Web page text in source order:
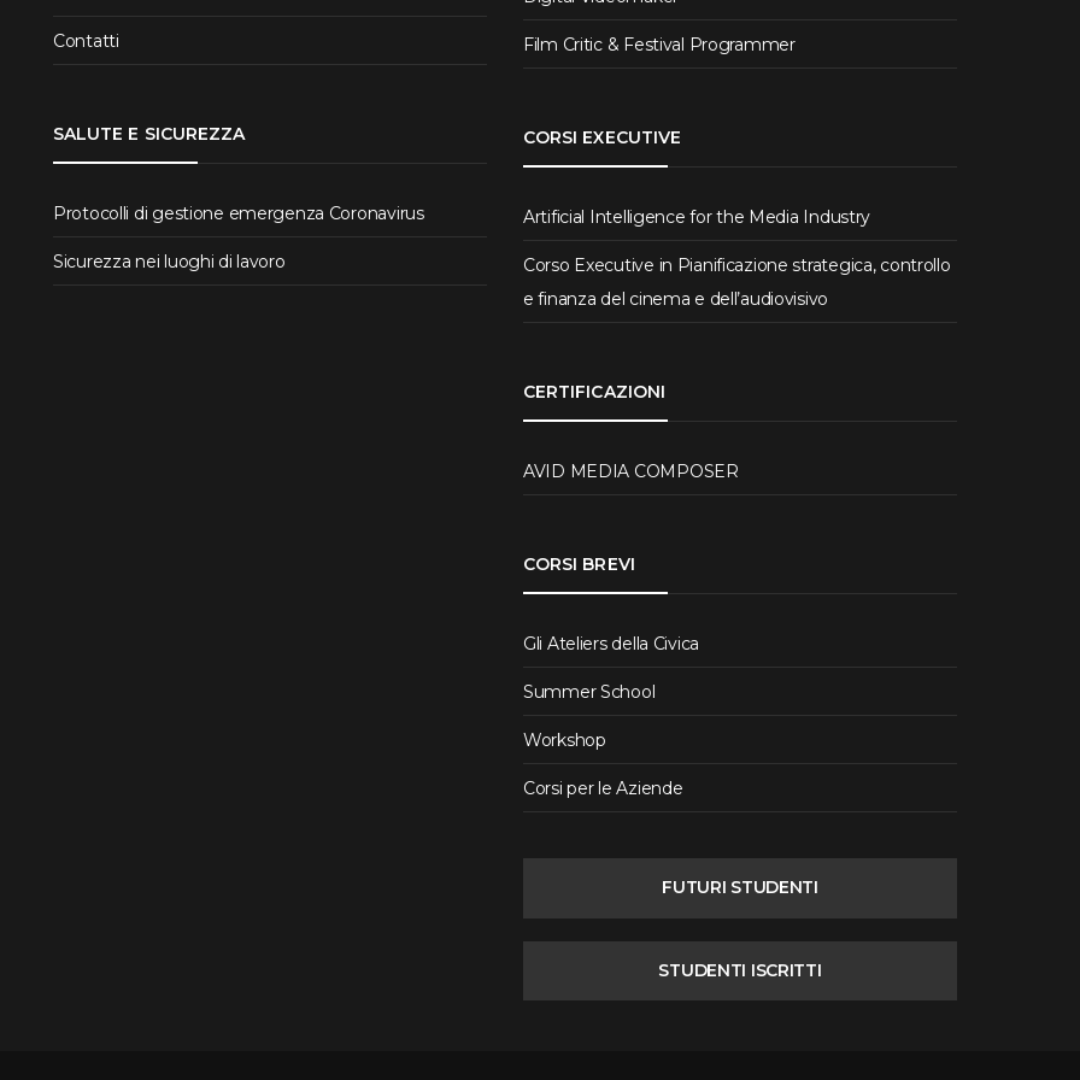
Contatti
SALUTE E SICUREZZA
Protocolli di gestione emergenza Coronavirus
Sicurezza nei luoghi di lavoro
Film Critic & Festival Programmer
CORSI EXECUTIVE
Artificial Intelligence for the Media Industry
Corso Executive in Pianificazione strategica, controllo
e finanza del cinema e dell’audiovisivo
CERTIFICAZIONI
AVID MEDIA COMPOSER
CORSI BREVI
Gli Ateliers della Civica
Summer School
Workshop
Corsi per le Aziende
FUTURI STUDENTI
STUDENTI ISCRITTI